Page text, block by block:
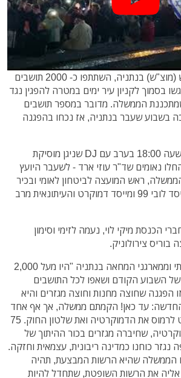
בהפגנה שנערכה אמש (מוצ"ש) בנתניה, השתתפו כ- 2000 תושבים
בסמוך לקניון עיר ימים במטרה להפגין נגד
הממשלה. מדובר במספר תושבים
בשבוע שעבר בנתניה, אז נכחו בהפגנה
המשתתפים התכנסו בשעה 18:00 בערב עם DJ שניגן מוסיקת
בשעה 19:00 החלו נאומים שד"ר עוזי ארד - לשעבר היועץ
ראש המועצה לביטחון לאומי ובכיר
במוסד, יאיא פינק - מייסד לובי 99 ומייסד דמוקרט והעיתונאית מרב
הכנסת מיקי לוי, נעמה לזימי וסימון
בוריס צירולוניק.
דודו סלמה, פעיל חברתי וממארגני המחאה בנתניה "היו מעל 2,000
השבוע הקודם ושאפו לכל התושבים
הפגנה שחוצה מחנות וחוצה מגזרים והיא
עד כאן! הקמתם ממשלה, אך אף אחד
לא נתן לכם את המנדט לרמוס את הדמוקרטיה ואת שלטון החוק. 75
שחיברה מגזרים בכור ההיתוך של
כוחנו כמדינה ריבונית, עצמאית וחזקה.
הממשלה שהיא הרשות המבצעת, תהיה
אליה את הרשות השופטת, שתחדל להיות